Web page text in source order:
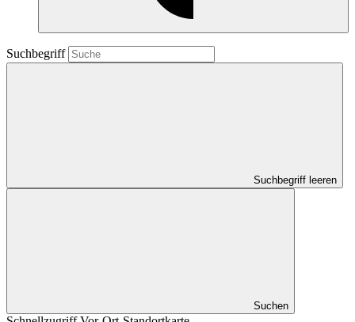
Suchbegriff
Suchbegriff leeren
Suchen